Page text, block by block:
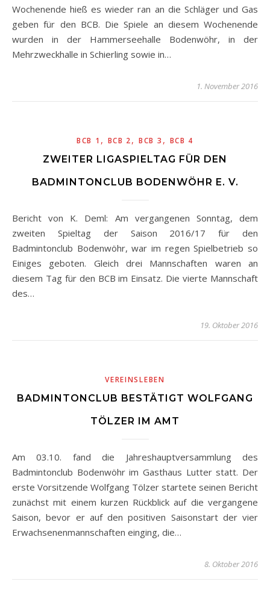
Wochenende hieß es wieder ran an die Schläger und Gas
geben für den BCB. Die Spiele an diesem Wochenende
wurden in der Hammerseehalle Bodenwöhr, in der
Mehrzweckhalle in Schierling sowie in…
1. November 2016
BCB 1 , BCB 2, BCB 3 , BCB 4
ZWEITER LIGASPIELTAG FÜR DEN
BADMINTONCLUB BODENWÖHR E. V.
Bericht von K. Deml: Am vergangenen Sonntag, dem
zweiten Spieltag der Saison 2016/17 für den
Badmintonclub Bodenwöhr, war im regen Spielbetrieb so
Einiges geboten. Gleich drei Mannschaften waren an
diesem Tag für den BCB im Einsatz. Die vierte Mannschaft
des…
19. Oktober 2016
VEREINSLEBEN
BADMINTONCLUB BESTÄTIGT WOLFGANG
TÖLZER IM AMT
Am 03.10. fand die Jahreshauptversammlung des
Badmintonclub Bodenwöhr im Gasthaus Lutter statt. Der
erste Vorsitzende Wolfgang Tölzer startete seinen Bericht
zunächst mit einem kurzen Rückblick auf die vergangene
Saison, bevor er auf den positiven Saisonstart der vier
Erwachsenenmannschaften einging, die…
8. Oktober 2016